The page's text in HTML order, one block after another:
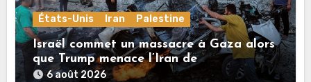
États-Unis Iran Palestine
Israël commet un massacre à Gaza alors
que Trump menace l’Iran de
«décapitation»
6 août 2026